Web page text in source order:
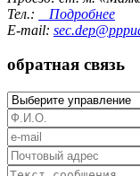
Тел.:
Подробнее
E-mail:
обратная связь